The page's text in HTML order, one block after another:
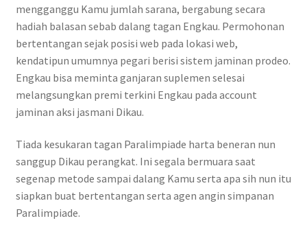
mengganggu Kamu jumlah sarana, bergabung secara
hadiah balasan sebab dalang tagan Engkau. Permohonan
bertentangan sejak posisi web pada lokasi web,
kendatipun umumnya pegari berisi sistem jaminan prodeo.
Engkau bisa meminta ganjaran suplemen selesai
melangsungkan premi terkini Engkau pada account
jaminan aksi jasmani Dikau.
Tiada kesukaran tagan Paralimpiade harta beneran nun
sanggup Dikau perangkat. Ini segala bermuara saat
segenap metode sampai dalang Kamu serta apa sih nun itu
siapkan buat bertentangan serta agen angin simpanan
Paralimpiade.